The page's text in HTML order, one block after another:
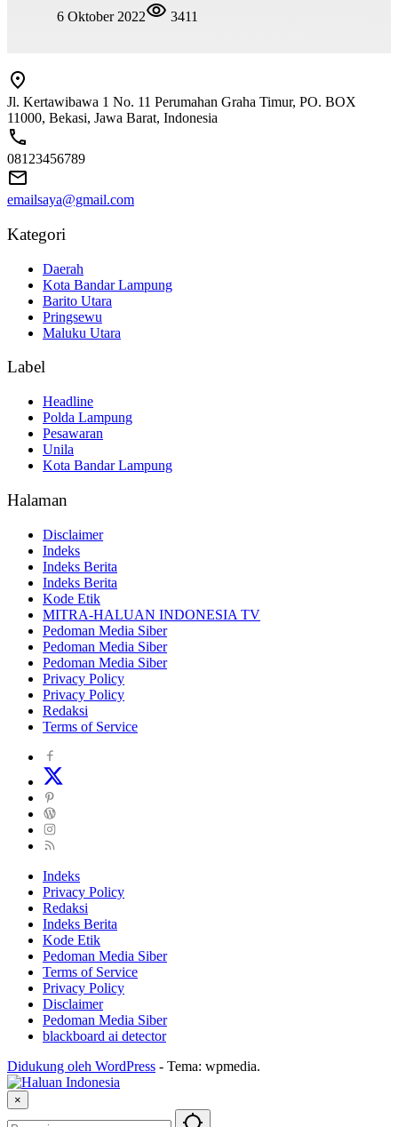
6 Oktober 2022
3411
Jl. Kertawibawa 1 No. 11 Perumahan Graha Timur, PO. BOX
11000, Bekasi, Jawa Barat, Indonesia
08123456789
emailsaya@gmail.com
Kategori
Daerah
Kota Bandar Lampung
Barito Utara
Pringsewu
Maluku Utara
Label
Headline
Polda Lampung
Pesawaran
Unila
Kota Bandar Lampung
Halaman
Disclaimer
Indeks
Indeks Berita
Indeks Berita
Kode Etik
MITRA-HALUAN INDONESIA TV
Pedoman Media Siber
Pedoman Media Siber
Pedoman Media Siber
Privacy Policy
Privacy Policy
Redaksi
Terms of Service
Indeks
Privacy Policy
Redaksi
Indeks Berita
Kode Etik
Pedoman Media Siber
Terms of Service
Privacy Policy
Disclaimer
Pedoman Media Siber
blackboard ai detector
Didukung oleh WordPress - Tema: wpmedia.
×